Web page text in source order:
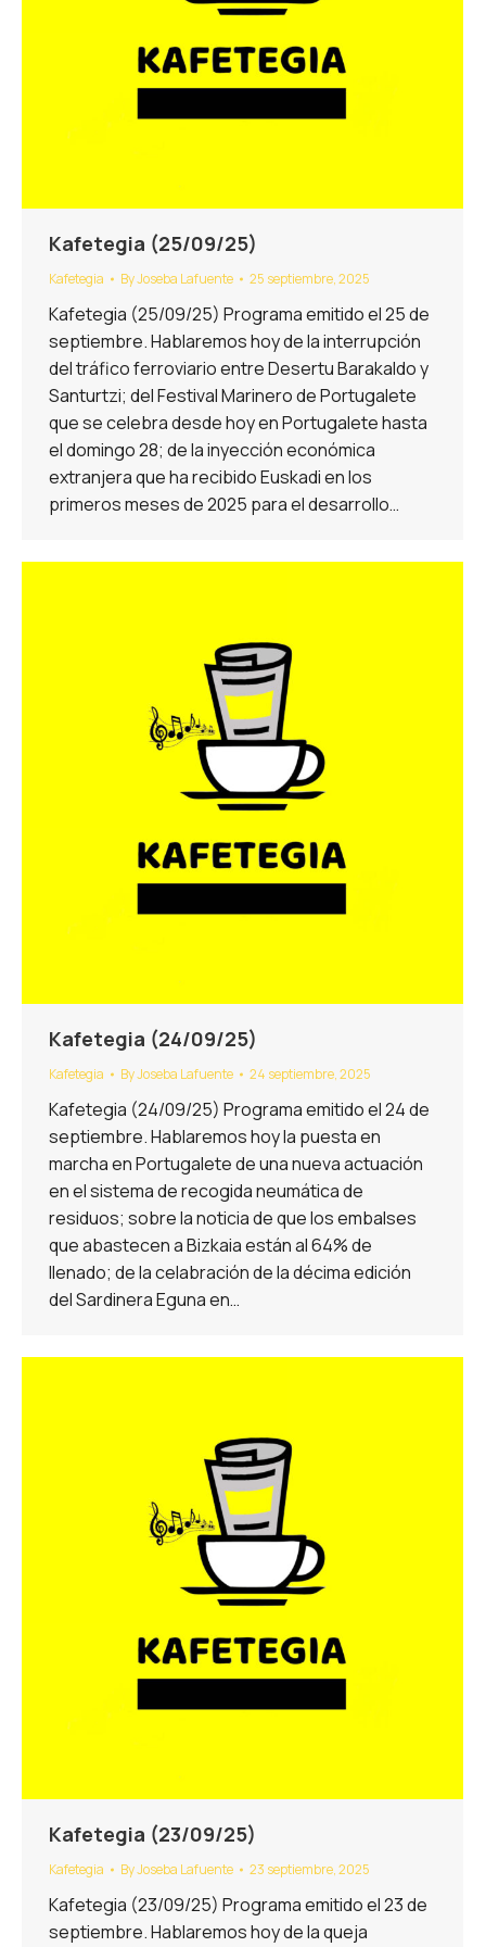
Kafetegia (25/09/25)
Kafetegia ByJoseba Lafuente 25 septiembre, 2025
Kafetegia (25/09/25) Programa emitido el 25 de
septiembre. Hablaremos hoy de la interrupción
del tráfico ferroviario entre Desertu Barakaldo y
Santurtzi; del Festival Marinero de Portugalete
que se celebra desde hoy en Portugalete hasta
el domingo 28; de la inyección económica
extranjera que ha recibido Euskadi en los
primeros meses de 2025 para el desarrollo…
Kafetegia (24/09/25)
Kafetegia ByJoseba Lafuente 24 septiembre, 2025
Kafetegia (24/09/25) Programa emitido el 24 de
septiembre. Hablaremos hoy la puesta en
marcha en Portugalete de una nueva actuación
en el sistema de recogida neumática de
residuos; sobre la noticia de que los embalses
que abastecen a Bizkaia están al 64% de
llenado; de la celabración de la décima edición
del Sardinera Eguna en…
Kafetegia (23/09/25)
Kafetegia ByJoseba Lafuente 23 septiembre, 2025
Kafetegia (23/09/25) Programa emitido el 23 de
septiembre. Hablaremos hoy de la queja